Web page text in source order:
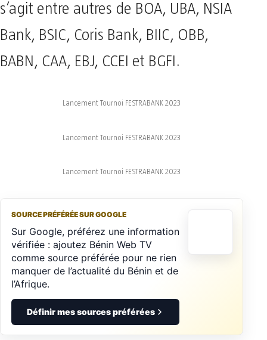
s’agit entre autres de BOA, UBA, NSIA
Bank, BSIC, Coris Bank, BIIC, OBB,
BABN, CAA, EBJ, CCEI et BGFI.
Lancement Tournoi FESTRABANK 2023
Lancement Tournoi FESTRABANK 2023
Lancement Tournoi FESTRABANK 2023
SOURCE PRÉFÉRÉE SUR GOOGLE
Sur Google, préférez une information
vérifiée : ajoutez Bénin Web TV
comme source préférée pour ne rien
manquer de l’actualité du Bénin et de
l’Afrique.
Définir mes sources préférées